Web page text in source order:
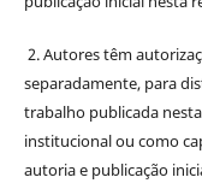
2. Autores têm
separadamente, para
trabalho publicada
institucional ou como
autoria e publicação